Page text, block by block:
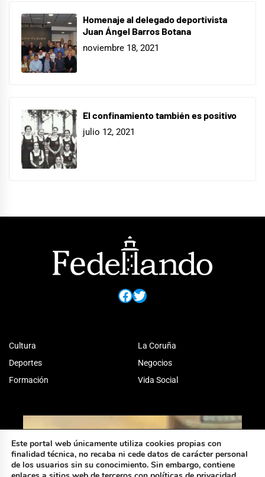
Homenaje al delegado deportivista
Juan Ángel Barros Botana
noviembre 18, 2021
El confinamiento también es positivo
julio 12, 2021
Facebook
Twitter
Cultura
Deportes
Formación
La Coruña
Negocios
Vida Social
Este portal web únicamente utiliza cookies propias con
finalidad técnica, no recaba ni cede datos de carácter personal
de los usuarios sin su conocimiento. Sin embargo, contiene